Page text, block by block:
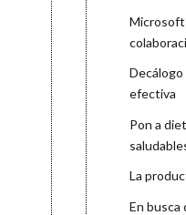
Microsoft
Decálogo
efectiva
Pon a
La
En busca